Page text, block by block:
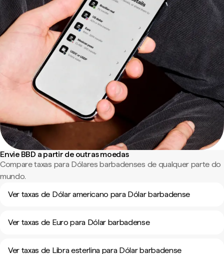
Envie BBD a partir de outras moedas
Compare taxas para Dólares barbadenses de qualquer parte do
mundo.
Ver taxas de Dólar americano para Dólar barbadense
Ver taxas de Euro para Dólar barbadense
Ver taxas de Libra esterlina para Dólar barbadense